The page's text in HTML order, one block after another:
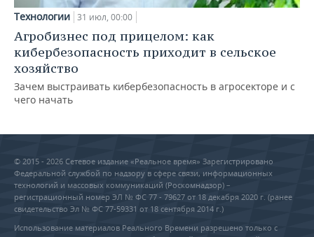
Технологии 31 июл, 00:00
Агробизнес под прицелом: как
кибербезопасность приходит в сельское
хозяйство
Зачем выстраивать кибербезопасность в агросекторе и с
чего начать
© 2015 - 2026 Сетевое издание «Реальное время» Зарегистрировано
Федеральной службой по надзору в сфере связи, информационных
технологий и массовых коммуникаций (Роскомнадзор) –
регистрационный номер ЭЛ № ФС 77 - 79627 от 18 декабря 2020 г. (ранее
свидетельство Эл № ФС 77-59331 от 18 сентября 2014 г.)
Использование материалов Реального Времени разрешено только с